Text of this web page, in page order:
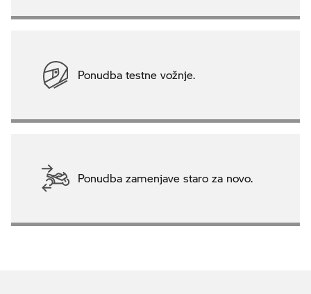
Ponudba testne vožnje.
Ponudba zamenjave staro za novo.